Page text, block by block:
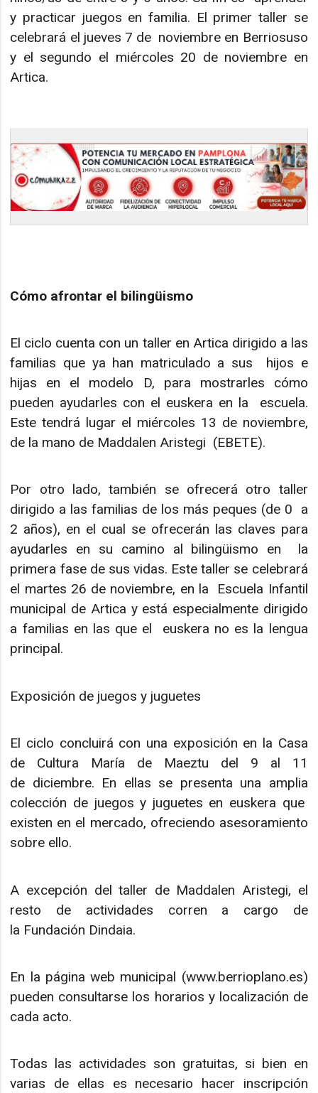
y practicar juegos en familia. El primer taller se
celebrará el jueves 7 de noviembre en Berriosuso
y el segundo el miércoles 20 de noviembre en
Artica.
Cómo afrontar el bilingüismo
El ciclo cuenta con un taller en Artica dirigido a las
familias que ya han matriculado a sus hijos e
hijas en el modelo D, para mostrarles cómo
pueden ayudarles con el euskera en la escuela.
Este tendrá lugar el miércoles 13 de noviembre,
de la mano de Maddalen Aristegi (EBETE).
Por otro lado, también se ofrecerá otro taller
dirigido a las familias de los más peques (de 0 a
2 años), en el cual se ofrecerán las claves para
ayudarles en su camino al bilingüismo en la
primera fase de sus vidas. Este taller se celebrará
el martes 26 de noviembre, en la Escuela Infantil
municipal de Artica y está especialmente dirigido
a familias en las que el euskera no es la lengua
principal.
Exposición de juegos y juguetes
El ciclo concluirá con una exposición en la Casa
de Cultura María de Maeztu del 9 al 11
de diciembre. En ellas se presenta una amplia
colección de juegos y juguetes en euskera que
existen en el mercado, ofreciendo asesoramiento
sobre ello.
A excepción del taller de Maddalen Aristegi, el
resto de actividades corren a cargo de
la Fundación Dindaia.
En la página web municipal (www.berrioplano.es)
pueden consultarse los horarios y localización de
cada acto.
Todas las actividades son gratuitas, si bien en
varias de ellas es necesario hacer inscripción